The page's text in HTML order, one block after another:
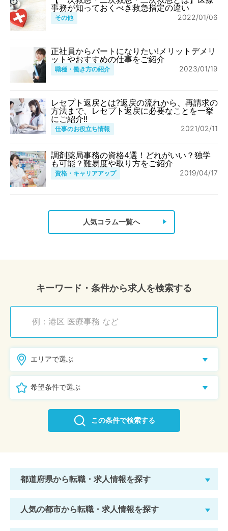
事務が知っておくべき救急指定の違い
その他 2022/01/06
正社員からパートになりたい!メリットデメリ
ットやおすすめの仕事をご紹介
職種・働き方の紹介 2023/01/19
レセプト返戻とは?返戻の流れから、再請求の
方法まで、レセプト返戻に必要なことを一挙
にご紹介!!
仕事のお役立ち情報 2021/02/11
調剤薬局事務の資格4選！どれがいい？独学
も可能？難易度や取り方をご紹介
資格・キャリアアップ 2019/04/17
人気コラム一覧へ
キーワード・条件から求人を検索する
エリアで選ぶ
希望条件で選ぶ
この条件で検索する
都道府県から転職・求人情報を探す
人気の都市から転職・求人情報を探す